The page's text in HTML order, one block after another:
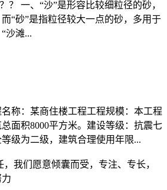
？ 一、“沙”是形容比较细粒径的砂，
“砂”是指粒径较大一点的砂，多用于
沙滩...
称：某商住楼工程工程规模：本工程
面积8000平方米。建设等级：抗震七
级为二级，建筑合理使用年限...
我们愿意倾囊而受，专注、专长，